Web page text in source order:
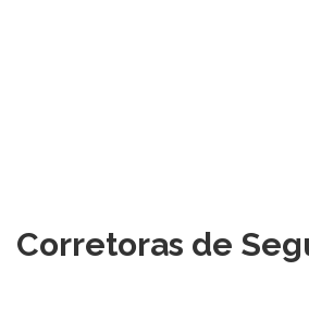
Corretoras de